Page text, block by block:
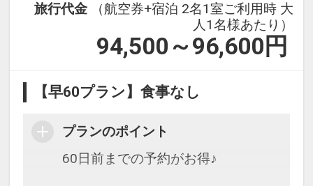
旅行代金
（航空券+宿泊 2名1室ご利用時 大
人1名様あたり）
94,500～96,600 円
【早60プラン】食事なし
プランのポイント
60日前までの予約がお得♪